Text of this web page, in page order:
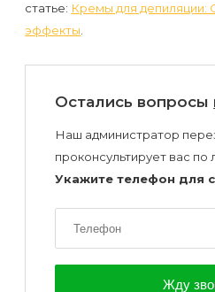
статье: Кремы для депиляции:
эффекты.
Остались вопросы
Наш администратор
проконсультирует вас
Укажите телефон для